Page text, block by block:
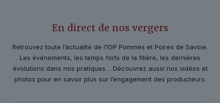
En direct de nos vergers
Retrouvez toute l’actualité de l’IGP Pommes et Poires de Savoie.
Les évènements, les temps forts de la filière, les dernières
évolutions dans nos pratiques… Découvrez aussi nos vidéos et
photos pour en savoir plus sur l’engagement des producteurs.